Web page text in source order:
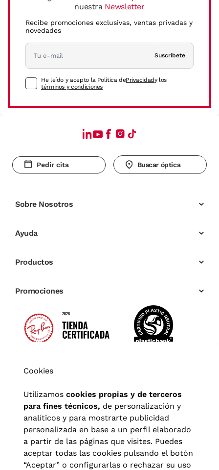
nuestra Newsletter
Recibe promociones exclusivas, ventas privadas y
novedades
Suscríbete
He leído y acepto la Política dePrivacidady los
términos y condiciones
Pedir cita Buscar óptica
Sobre Nosotros
Ayuda
Productos
Promociones
Cookies
Utilizamos cookies propias y de terceros
para fines técnicos, de personalización y
analíticos y para mostrarte publicidad
personalizada en base a un perfil elaborado
a partir de las páginas que visites. Puedes
aceptar todas las cookies pulsando el botón
“Aceptar” o configurarlas o rechazar su uso